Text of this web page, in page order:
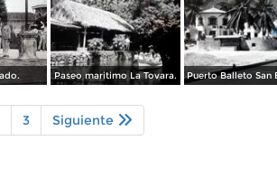
Paseo maritimo La Tovara.
3 Siguiente